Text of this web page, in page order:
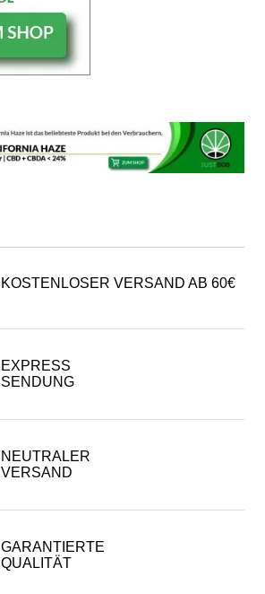
KOSTENLOSER VERSAND AB 60€
EXPRESS
SENDUNG
NEUTRALER
VERSAND
GARANTIERTE
QUALITÄT